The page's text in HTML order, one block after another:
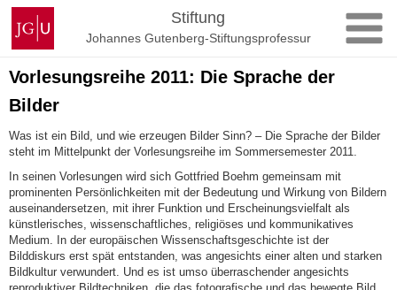
Zum
Inhalt
springen
Johannes
Gutenberg-
Universität
Mainz
Stiftung
Johannes Gutenberg-Stiftungsprofessur
Vorlesungsreihe 2011: Die Sprache der
Bilder
Was ist ein Bild, und wie erzeugen Bilder Sinn? – Die Sprache der Bilder
steht im Mittelpunkt der Vorlesungsreihe im Sommersemester 2011.
In seinen Vorlesungen wird sich Gottfried Boehm gemeinsam mit
prominenten Persönlichkeiten mit der Bedeutung und Wirkung von Bildern
auseinandersetzen, mit ihrer Funktion und Erscheinungsvielfalt als
künstlerisches, wissenschaftliches, religiöses und kommunikatives
Medium. In der europäischen Wissenschaftsgeschichte ist der
Bilddiskurs erst spät entstanden, was angesichts einer alten und starken
Bildkultur verwundert. Und es ist umso überraschender angesichts